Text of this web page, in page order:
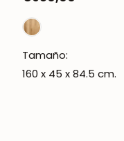
regular
Tamaño:
160 x 45 x 84.5 cm.